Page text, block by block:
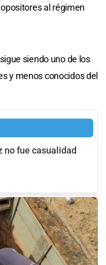
al régimen
siendo uno de los
y menos conocidos del
no fue casualidad